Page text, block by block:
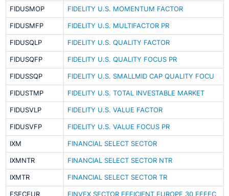
FIDUSMOP FIDELITY U.S. MOMENTUM FACTOR
FIDUSMFP FIDELITY U.S. MULTIFACTOR PR
FIDUSQLP FIDELITY U.S. QUALITY FACTOR
FIDUSQFP FIDELITY U.S. QUALITY FOCUS PR
FIDUSSQP FIDELITY U.S. SMALLMID CAP QUALITY FOCU
FIDUSTMP FIDELITY U.S. TOTAL INVESTABLE MARKET
FIDUSVLP FIDELITY U.S. VALUE FACTOR
FIDUSVFP FIDELITY U.S. VALUE FOCUS PR
IXM FINANCIAL SELECT SECTOR
IXMNTR FINANCIAL SELECT SECTOR NTR
IXMTR FINANCIAL SELECT SECTOR TR
FSECEUR FINVEX SECTOR EFFICIENT EUROPE 30 EFFEC